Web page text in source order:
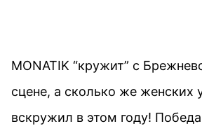
MONATIK “кружит” с
сцене, а сколько же женских
вскружил в этом году!